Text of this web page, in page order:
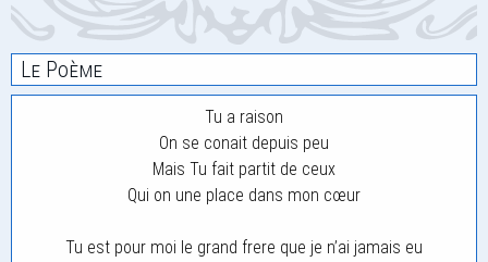
Le Poème
Tu a raison
On se conait depuis peu
Mais Tu fait partit de ceux
Qui on une place dans mon cœur
Tu est pour moi le grand frere que je n’ai jamais eu